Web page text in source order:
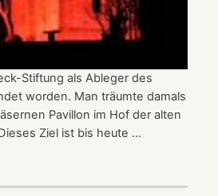
Stiftung als Ableger des
worden. Man träumte damals
Pavillon im Hof der alten
Ziel ist bis heute ...